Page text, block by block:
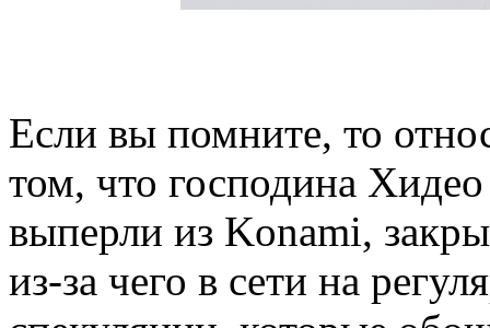
Если вы помните, то
том, что господина
выперли из Konami,
из-за чего в сети на